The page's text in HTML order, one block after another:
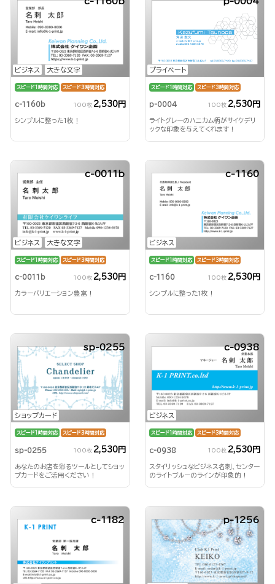
ビジネス 大きな文字
スピード1時間対応 スピード3時間対応
c-1160b 100枚 2,530円
シンプルに整った1枚！
プライベート
スピード1時間対応 スピード3時間対応
p-0004 100枚 2,530円
ライトグレーのハニカム柄がサイケデリ
ックな印象を与えてくれます！
ビジネス 大きな文字
c-0011b
スピード1時間対応 スピード3時間対応
c-0011b 100枚 2,530円
カラーバリエーション豊富！
ビジネス
c-1160
スピード1時間対応 スピード3時間対応
c-1160 100枚 2,530円
シンプルに整った1枚！
ショップカード
sp-0255
スピード1時間対応 スピード3時間対応
sp-0255 100枚 2,530円
あなたのお店を彩るツールとしてショッ
プカードをご活用ください！
ビジネス
c-0938
スピード1時間対応 スピード3時間対応
c-0938 100枚 2,530円
スタイリッシュなビジネス名刺、センター
のライトブルーのラインが印象的！
c-1182 p-1256